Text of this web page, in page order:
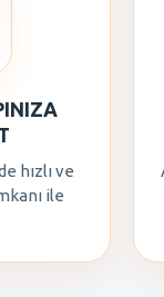
hızlı ve
ile